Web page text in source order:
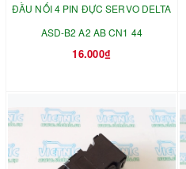
ĐẦU NỐI 4 PIN ĐỰC SERVO DELTA
ASD-B2 A2 AB CN1 44
16.000₫